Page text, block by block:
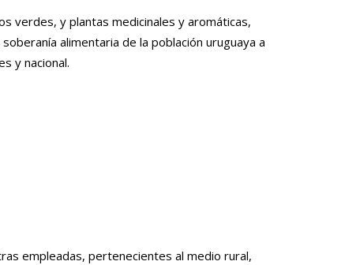
verdes, y plantas medicinales y aromáticas,
alimentaria de la población uruguaya a
y nacional.
empleadas, pertenecientes al medio rural,